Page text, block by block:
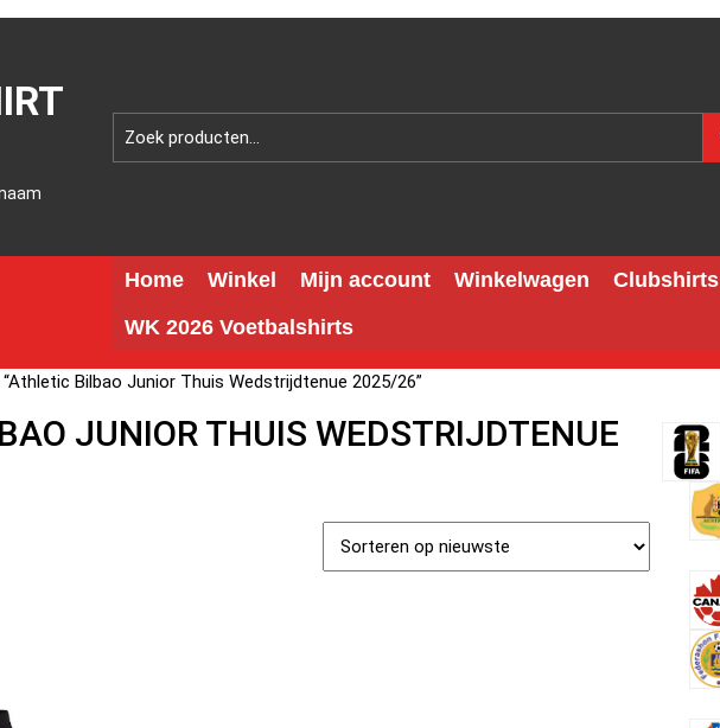
Home Winkel Mijn account Winkelwagen Clubshirts
WK 2026 Voetbalshirts
Bilbao Junior Thuis Wedstrijdtenue 2025/26”
JUNIOR THUIS WEDSTRIJDTENUE